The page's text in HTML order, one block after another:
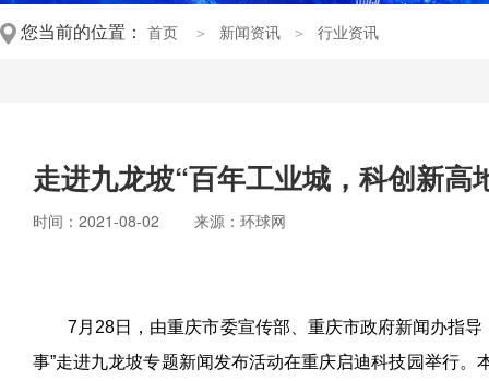
您当前的位置： 首页 ＞ 新闻资讯 ＞ 行业资讯
走进九龙坡“百年工业城，科创新高
时间：2021-08-02 来源：环球网
7月 28日，由重庆市委宣传部、重庆市政府新闻办指
事”走进九龙坡专题新闻发布活动在重庆启迪科技园举行